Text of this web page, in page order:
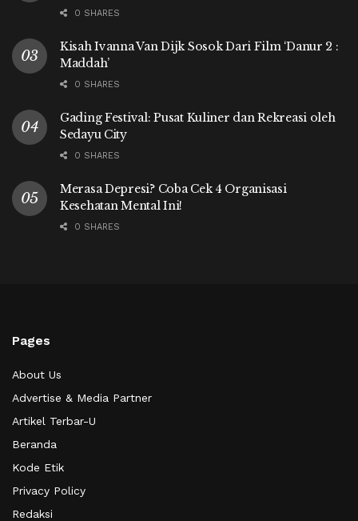
0 SHARES
Kisah Ivanna Van Dijk Sosok Dari Film ‘Danur 2 :
Maddah’
0 SHARES
Gading Festival: Pusat Kuliner dan Rekreasi oleh
Sedayu City
0 SHARES
Merasa Depresi? Coba Cek 4 Organisasi
Kesehatan Mental Ini!
0 SHARES
Pages
About Us
Advertise & Media Partner
Artikel Terbar-U
Beranda
Kode Etik
Privacy Policy
Redaksi